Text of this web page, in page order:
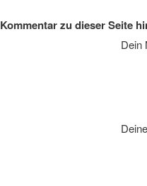
Kommentar zu dieser Seite
Dein